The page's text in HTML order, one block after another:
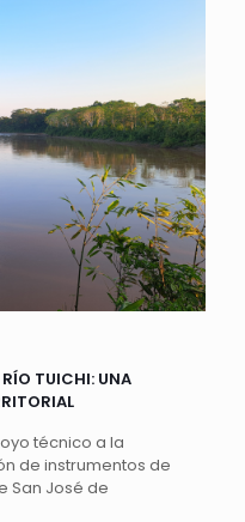
RÍO TUICHI: UNA
técnico a la
de instrumentos de
San José de